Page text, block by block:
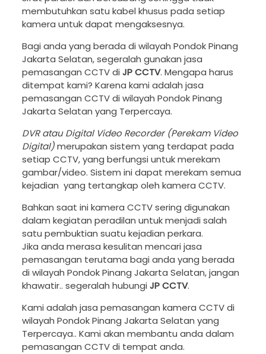
membutuhkan satu kabel khusus pada setiap
kamera untuk dapat mengaksesnya.
Bagi anda yang berada di wilayah Pondok Pinang
Jakarta Selatan, segeralah gunakan jasa
pemasangan CCTV di JP CCTV. Mengapa harus
ditempat kami? Karena kami adalah jasa
pemasangan CCTV di wilayah Pondok Pinang
Jakarta Selatan yang Terpercaya.
DVR atau Digital Video Recorder (Perekam Video
Digital)merupakan sistem yang terdapat pada
setiap CCTV, yang berfungsi untuk merekam
gambar/video. Sistem ini dapat merekam semua
kejadian yang tertangkap oleh kamera CCTV.
Bahkan saat ini kamera CCTV sering digunakan
dalam kegiatan peradilan untuk menjadi salah
satu pembuktian suatu kejadian perkara.
Jika anda merasa kesulitan mencari jasa
pemasangan terutama bagi anda yang berada
di wilayah Pondok Pinang Jakarta Selatan, jangan
khawatir.. segeralah hubungi JP CCTV.
Kami adalah jasa pemasangan kamera CCTV di
wilayah Pondok Pinang Jakarta Selatan yang
Terpercaya.. Kami akan membantu anda dalam
pemasangan CCTV di tempat anda.